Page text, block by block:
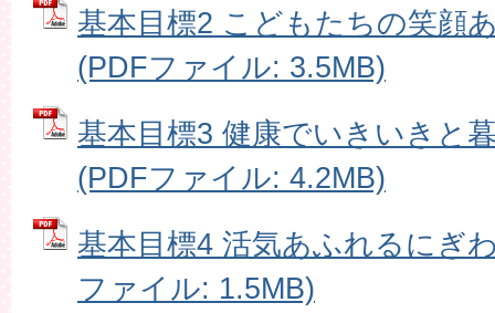
基本目標2 こどもたちの笑顔
(PDFファイル: 3.5MB)
基本目標3 健康でいきいきと
(PDFファイル: 4.2MB)
基本目標4 活気あふれるにぎ
ファイル: 1.5MB)